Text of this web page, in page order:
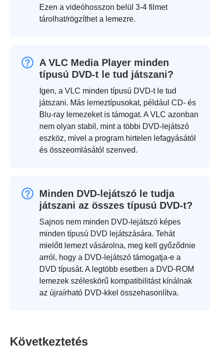
Ezen a videóhosszon belül 3-4 filmet
tárolhat/rögzíthet a lemezre.
A VLC Media Player minden
típusú DVD-t le tud játszani?
Igen, a VLC minden típusú DVD-t le tud
játszani. Más lemeztípusokat, például CD- és
Blu-ray lemezeket is támogat. A VLC azonban
nem olyan stabil, mint a többi DVD-lejátszó
eszköz, mivel a program hirtelen lefagyásától
és összeomlásától szenved.
Minden DVD-lejátszó le tudja
játszani az összes típusú DVD-t?
Sajnos nem minden DVD-lejátszó képes
minden típusú DVD lejátszására. Tehát
mielőtt lemezt vásárolna, meg kell győződnie
arról, hogy a DVD-lejátszó támogatja-e a
DVD típusát. A legtöbb esetben a DVD-ROM
lemezek széleskörű kompatibilitást kínálnak
az újraírható DVD-kkel összehasonlítva.
Következtetés